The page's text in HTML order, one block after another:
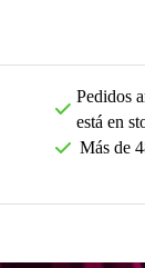
Pedidos
está en
Más de